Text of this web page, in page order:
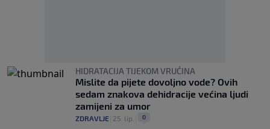
HIDRATACIJA TIJEKOM VRUĆINA
Mislite da pijete dovoljno vode? Ovih
sedam znakova dehidracije većina ljudi
zamijeni za umor
ZDRAVLJE 25. lip. 0